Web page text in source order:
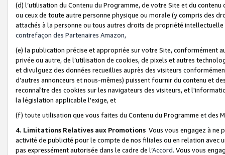
(d) l’utilisation du Contenu du Programme, de votre Site et du
ou ceux de toute autre personne physique ou morale (y compris des
attachés à la personne ou tous autres droits de propriété
contrefaçon des Partenaires Amazon,
(e) la publication précise et appropriée sur votre Site, conformément
privée ou autre, de l’utilisation de cookies, de pixels et autres
et divulguez des données recueillies auprès des visiteurs
d’autres annonceurs et nous-mêmes) puissent fournir du contenu et
reconnaître des cookies sur les navigateurs des visiteurs, et
la législation applicable l'exige, et
(f) toute utilisation que vous faites du Contenu du Programme et des
4. Limitations Relatives aux Promotions Vous vous engagez à ne
activité de publicité pour le compte de nos filiales ou en relation avec
pas expressément autorisée dans le cadre de l’Accord. Vous vous